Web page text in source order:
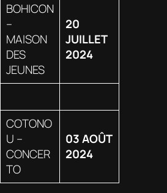
BOHICON
–
MAISON
DES
JEUNES
20
JUILLET
2024
COTONO
U –
CONCER
TO
03 AOÛT
2024